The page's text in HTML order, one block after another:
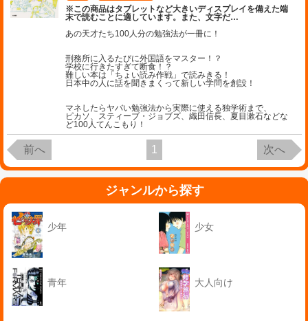
※この商品はタブレットなど大きいディスプレイを備えた端
末で読むことに適しています。また、文字だ…
あの天才たち100人分の勉強法が一冊に！
刑務所に入るたびに外国語をマスター！？
学校に行きたすぎて断食！？
難しい本は「ちょい読み作戦」で読みきる！
日本中の人に話を聞きまくって新しい学問を創設！
マネしたらヤバい勉強法から実際に使える独学術まで、
ピカソ、スティーブ・ジョブズ、織田信長、夏目漱石などな
ど100人てんこもり！
前へ 1 次へ
ジャンルから探す
少年 少女
青年 大人向け